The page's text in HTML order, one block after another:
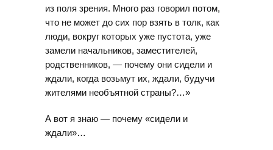
из поля зрения. Много раз говорил потом,
что не может до сих пор взять в толк, как
люди, вокруг которых уже пустота, уже
замели начальников, заместителей,
родственников, — почему они сидели и
ждали, когда возьмут их, ждали, будучи
жителями необъятной страны?…»
А вот я знаю — почему «сидели и
ждали»…